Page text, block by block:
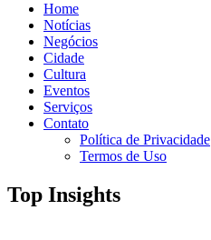
Home
Notícias
Negócios
Cidade
Cultura
Eventos
Serviços
Contato
Política de Privacidade
Termos de Uso
Top Insights